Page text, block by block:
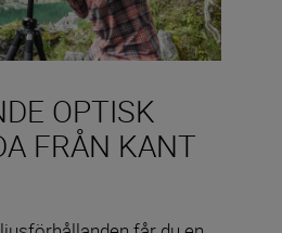
OPTISK
FRÅN KANT